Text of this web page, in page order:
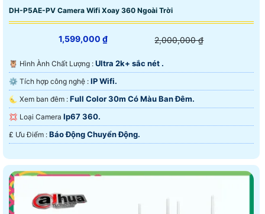
DH-P5AE-PV Camera Wifi Xoay 360 Ngoài Trời
1,599,000 ₫ 2,000,000 ₫
🦉 Hình Ành Chất Lượng : Ultra 2k+ sắc nét .
⚙ Tích hợp công nghệ : IP Wifi.
🌜 Xem ban đêm : Full Color 30m Có Màu Ban Ðêm.
💢 Loại Camera Ip67 360.
️₤ Ưu Điểm : Báo Động Chuyển Động.